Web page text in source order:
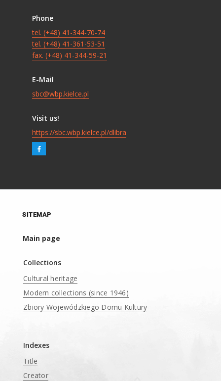
Phone
tel. (+48) 41-344-70-74
tel. (+48) 41-361-53-51
fax. (+48) 41-344-59-21
E-Mail
sbc@wbp.kielce.pl
Visit us!
https://sbc.wbp.kielce.pl/dlibra
SITEMAP
Main page
Collections
Cultural heritage
Modern collections (since 1946)
Zbiory Wojewódzkiego Domu Kultury
Indexes
Title
Creator